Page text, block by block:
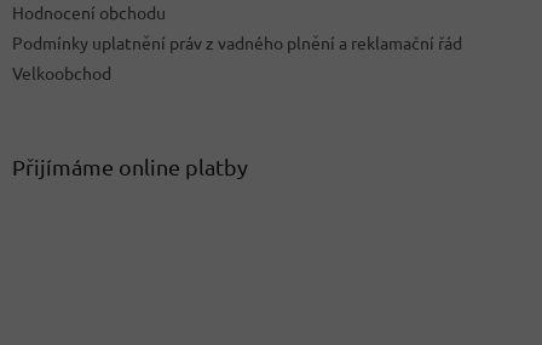
Hodnocení obchodu
Podmínky uplatnění práv z vadného plnění a reklamační řád
Velkoobchod
Přijímáme online platby